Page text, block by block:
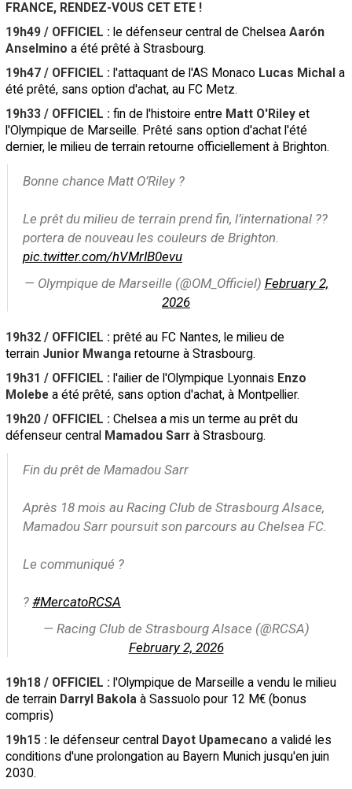
FRANCE, RENDEZ-VOUS CET ETE !
19h49 / OFFICIEL : le défenseur central de Chelsea Aarón
Anselmino a été prêté à Strasbourg.
19h47 / OFFICIEL : l'attaquant de l'AS Monaco Lucas Michal a
été prêté, sans option d'achat, au FC Metz.
19h33 / OFFICIEL : fin de l'histoire entre Matt O'Riley et
l'Olympique de Marseille. Prêté sans option d'achat l'été
dernier, le milieu de terrain retourne officiellement à Brighton.
Bonne chance Matt O’Riley ?
Le prêt du milieu de terrain prend fin, l’international ??
portera de nouveau les couleurs de Brighton.
pic.twitter.com/hVMrIB0evu
— Olympique de Marseille (@OM_Officiel) February 2,
2026
19h32 / OFFICIEL : prêté au FC Nantes, le milieu de
terrain Junior Mwanga retourne à Strasbourg.
19h31 / OFFICIEL : l'ailier de l'Olympique Lyonnais Enzo
Molebe a été prêté, sans option d'achat, à Montpellier.
19h20 / OFFICIEL : Chelsea a mis un terme au prêt du
défenseur central Mamadou Sarr à Strasbourg.
Fin du prêt de Mamadou Sarr
Après 18 mois au Racing Club de Strasbourg Alsace,
Mamadou Sarr poursuit son parcours au Chelsea FC.
Le communiqué ?
? #MercatoRCSA
— Racing Club de Strasbourg Alsace (@RCSA)
February 2, 2026
1 9h18 / OFFICIEL : l'Olympique de Marseille a vendu le milieu
de terrain Darryl Bakola à Sassuolo pour 12 M€ (bonus
compris)
19h15 : le défenseur central Dayot Upamecano a validé les
conditions d'une prolongation au Bayern Munich jusqu'en juin
2030.